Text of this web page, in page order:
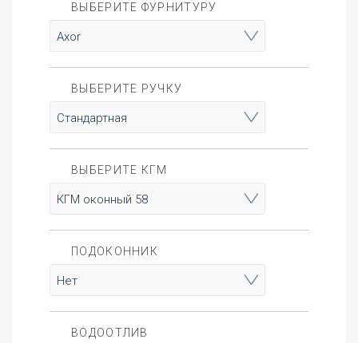
ВЫБЕРИТЕ ФУРНИТУРУ
ВЫБЕРИТЕ РУЧКУ
ВЫБЕРИТЕ КГМ
ПОДОКОННИК
ВОДООТЛИВ